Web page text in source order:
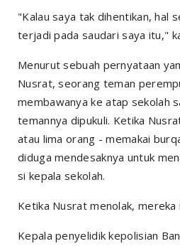
"Kalau saya tak dihentikan, hal
terjadi pada saudari saya itu,"
Menurut sebuah pernyataan
Nusrat, seorang teman
membawanya ke atap sekolah
temannya dipukuli. Ketika
atau lima orang - memakai
diduga mendesaknya untuk
si kepala sekolah.
Ketika Nusrat menolak, mereka
Kepala penyelidik kepolisian